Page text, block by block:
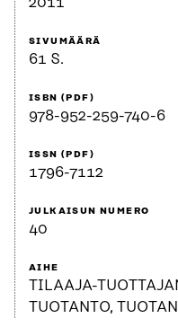
SIVUMÄÄRÄ
61 S.
ISBN (PDF)
978-952-259-740-6
ISSN (PDF)
1796-7112
JULKAISUN NUMERO
40
AIHE
TILAAJA-
TUOTANTO,